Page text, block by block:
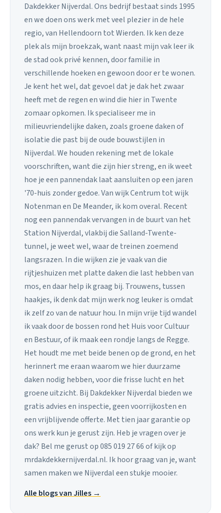
Dakdekker Nijverdal. Ons bedrijf bestaat sinds 1995
en we doen ons werk met veel plezier in de hele
regio, van Hellendoorn tot Wierden. Ik ken deze
plek als mijn broekzak, want naast mijn vak leer ik
de stad ook privé kennen, door familie in
verschillende hoeken en gewoon door er te wonen.
Je kent het wel, dat gevoel dat je dak het zwaar
heeft met de regen en wind die hier in Twente
zomaar opkomen. Ik specialiseer me in
milieuvriendelijke daken, zoals groene daken of
isolatie die past bij de oude bouwstijlen in
Nijverdal. We houden rekening met de lokale
voorschriften, want die zijn hier streng, en ik weet
hoe je een pannendak laat aansluiten op een jaren
'70-huis zonder gedoe. Van wijk Centrum tot wijk
Notenman en De Meander, ik kom overal. Recent
nog een pannendak vervangen in de buurt van het
Station Nijverdal, vlakbij die Salland-Twente-
tunnel, je weet wel, waar de treinen zoemend
langsrazen. In die wijken zie je vaak van die
rijtjeshuizen met platte daken die last hebben van
mos, en daar help ik graag bij. Trouwens, tussen
haakjes, ik denk dat mijn werk nog leuker is omdat
ik zelf zo van de natuur hou. In mijn vrije tijd wandel
ik vaak door de bossen rond het Huis voor Cultuur
en Bestuur, of ik maak een rondje langs de Regge.
Het houdt me met beide benen op de grond, en het
herinnert me eraan waarom we hier duurzame
daken nodig hebben, voor die frisse lucht en het
groene uitzicht. Bij Dakdekker Nijverdal bieden we
gratis advies en inspectie, geen voorrijkosten en
een vrijblijvende offerte. Met tien jaar garantie op
ons werk kun je gerust zijn. Heb je vragen over je
dak? Bel me gerust op 085 019 27 66 of kijk op
mrdakdekkernijverdal.nl. Ik hoor graag van je, want
samen maken we Nijverdal een stukje mooier.
Alle blogs van Jilles →